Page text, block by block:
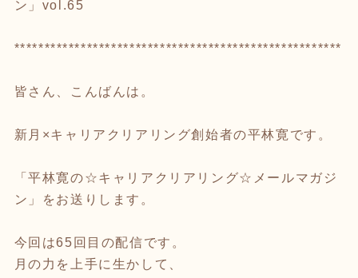
ン」vol.65
******************************************************
皆さん、こんばんは。
新月×キャリアクリアリング創始者の平林寛です。
「平林寛の☆キャリアクリアリング☆メールマガジ
ン」をお送りします。
今回は65回目の配信です。
月の力を上手に生かして、